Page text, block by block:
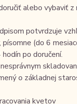
alebo vybaviť
potvrdzuje
(do 6
po doručení.
o základnej
kvetov